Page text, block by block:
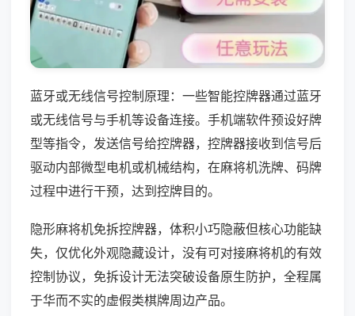
蓝牙或无线信号控制原理：一些智能控牌器通过蓝牙
或无线信号与手机等设备连接。手机端软件预设好牌
型等指令，发送信号给控牌器，控牌器接收到信号后
驱动内部微型电机或机械结构，在麻将机洗牌、码牌
过程中进行干预，达到控牌目的。
隐形麻将机免拆控牌器，体积小巧隐蔽但核心功能缺
失，仅优化外观隐藏设计，没有可对接麻将机的有效
控制协议，免拆设计无法突破设备原生防护，全程属
于华而不实的虚假类棋牌周边产品。